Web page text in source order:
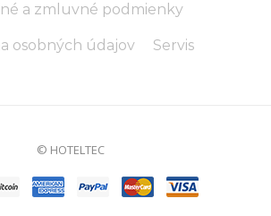
a zmluvné podmienky
osobných údajov Servis
© HOTELTEC